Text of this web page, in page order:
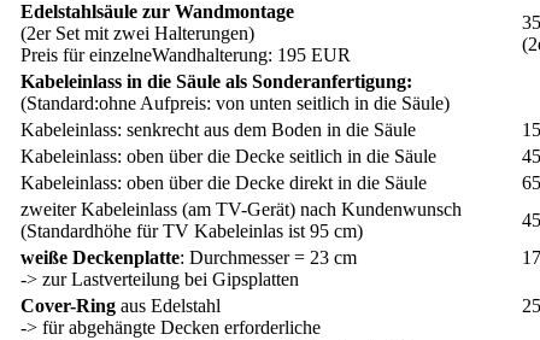
Edelstahlsäule zur Wandmontage
(2er Set mit zwei Halterungen)
Preis für einzelneWandhalterung: 195 EUR
Kabeleinlass in die Säule als Sonderanfertigung:
(Standard:ohne Aufpreis: von unten seitlich in die Säule)
Kabeleinlass: senkrecht aus dem Boden in die Säule
Kabeleinlass: oben über die Decke seitlich in die Säule
Kabeleinlass: oben über die Decke direkt in die Säule
zweiter Kabeleinlass (am TV-Gerät) nach Kundenwunsch
(Standardhöhe für TV Kabeleinlas ist 95 cm)
weiße Deckenplatte: Durchmesser = 23 cm
-> zur Lastverteilung bei Gipsplatten
Cover-Ring aus Edelstahl
-> für abgehängte Decken erforderliche